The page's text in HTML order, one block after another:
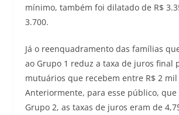
mínimo, também foi dilatado de R$
3.700.
Já o reenquadramento das famílias
ao Grupo 1 reduz a taxa de juros final
mutuários que recebem entre R$ 2 mil
Anteriormente, para esse público,
Grupo 2, as taxas de juros eram de